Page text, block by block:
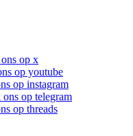
op x
op youtube
op instagram
ons op telegram
op threads